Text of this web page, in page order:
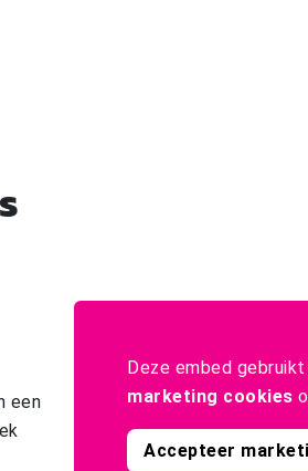
Deze embed
marketing cookies
Accepteer
een